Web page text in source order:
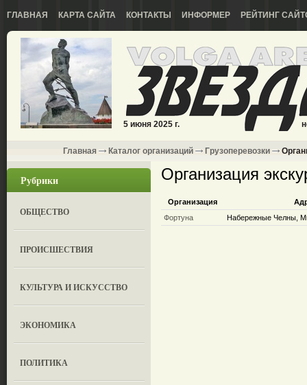
ГЛАВНАЯ КАРТА САЙТА КОНТАКТЫ ИНФОРМЕР РЕЙТИНГ
5 июня 2025 г.
Главная Каталог организаций Грузоперевозки
Рубрики
ОБЩЕСТВО
ПРОИСШЕСТВИЯ
КУЛЬТУРА И ИСКУССТВО
ЭКОНОМИКА
ПОЛИТИКА
Организация
Организация
Фортуна
Набережные Челны,